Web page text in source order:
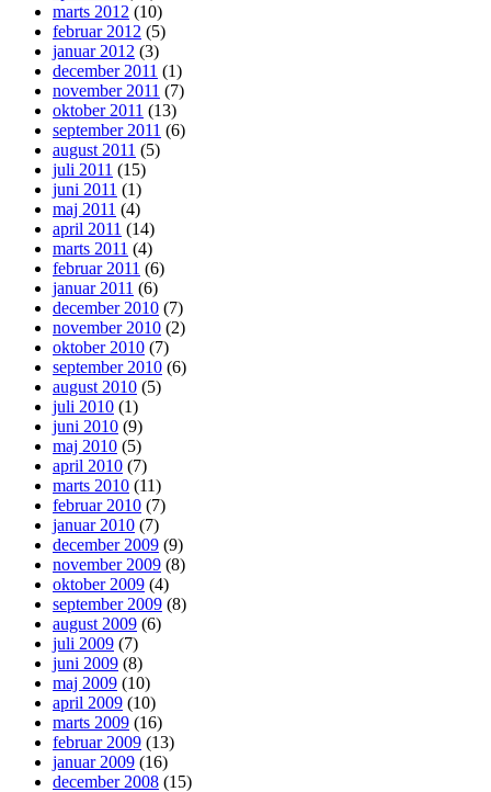
marts 2012 (10)
februar 2012 (5)
januar 2012 (3)
december 2011 (1)
november 2011 (7)
oktober 2011 (13)
september 2011 (6)
august 2011 (5)
juli 2011 (15)
juni 2011 (1)
maj 2011 (4)
april 2011 (14)
marts 2011 (4)
februar 2011 (6)
januar 2011 (6)
december 2010 (7)
november 2010 (2)
oktober 2010 (7)
september 2010 (6)
august 2010 (5)
juli 2010 (1)
juni 2010 (9)
maj 2010 (5)
april 2010 (7)
marts 2010 (11)
februar 2010 (7)
januar 2010 (7)
december 2009 (9)
november 2009 (8)
oktober 2009 (4)
september 2009 (8)
august 2009 (6)
juli 2009 (7)
juni 2009 (8)
maj 2009 (10)
april 2009 (10)
marts 2009 (16)
februar 2009 (13)
januar 2009 (16)
december 2008 (15)